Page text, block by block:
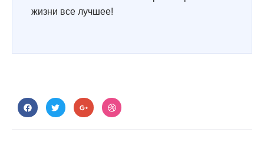
жизни все лучшее!
F
a
c
T
w
i
G
o
o
D
r
i